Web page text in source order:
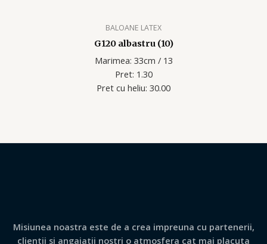
BALOANE LATEX
G120 albastru (10)
Marimea: 33cm / 13
Pret: 1.30
Pret cu heliu: 30.00
Misiunea noastra este de a crea impreuna cu partenerii,
clientii si angajatii nostri o atmosfera cat mai placuta